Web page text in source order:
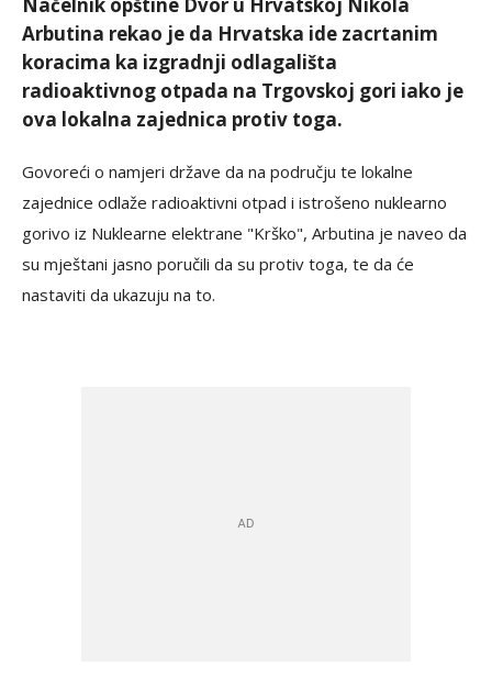
Arbutina rekao je da Hrvatska ide zacrtanim
koracima ka izgradnji odlagališta
radioaktivnog otpada na Trgovskoj gori iako je
ova lokalna zajednica protiv toga.
Govoreći o namjeri države da na području te lokalne
zajednice odlaže radioaktivni otpad i istrošeno nuklearno
gorivo iz Nuklearne elektrane "Krško", Arbutina je naveo da
su mještani jasno poručili da su protiv toga, te da će
nastaviti da ukazuju na to.